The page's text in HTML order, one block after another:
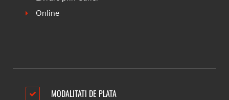
Online
MODALITATI DE PLATA